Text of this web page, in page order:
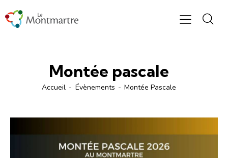
Montée pascale
Accueil Évènements Montée Pascale